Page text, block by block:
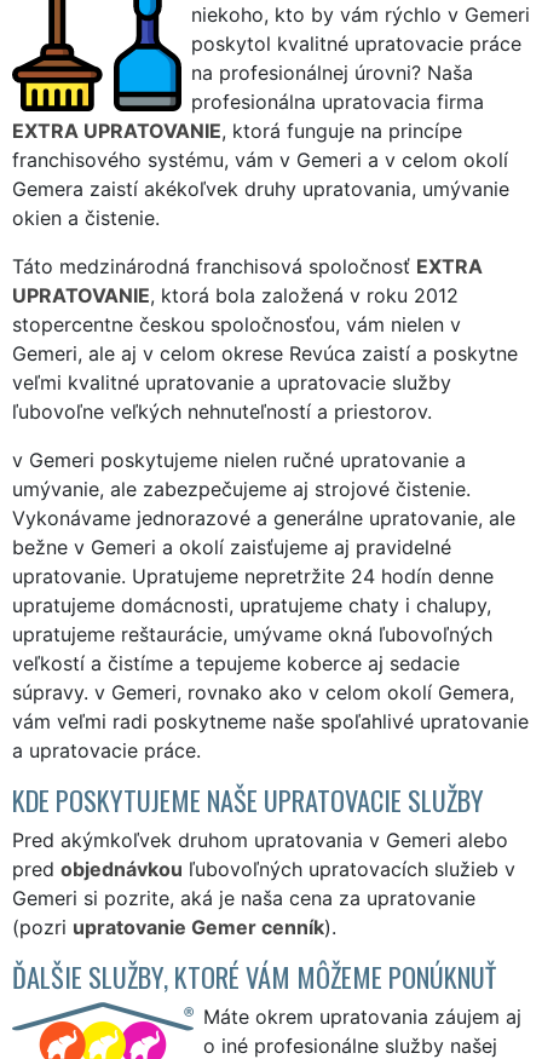
niekoho, kto by vám rýchlo v Gemeri
poskytol kvalitné upratovacie práce
na profesionálnej úrovni? Naša
profesionálna upratovacia firma
EXTRA UPRATOVANIE, ktorá funguje na princípe
franchisového systému, vám v Gemeri a v celom okolí
Gemera zaistí akékoľvek druhy upratovania, umývanie
okien a čistenie.
Táto medzinárodná franchisová spoločnosť EXTRA
UPRATOVANIE, ktorá bola založená v roku 2012
stopercentne českou spoločnosťou, vám nielen v
Gemeri, ale aj v celom okrese Revúca zaistí a poskytne
veľmi kvalitné upratovanie a upratovacie služby
ľubovoľne veľkých nehnuteľností a priestorov.
v Gemeri poskytujeme nielen ručné upratovanie a
umývanie, ale zabezpečujeme aj strojové čistenie.
Vykonávame jednorazové a generálne upratovanie, ale
bežne v Gemeri a okolí zaisťujeme aj pravidelné
upratovanie. Upratujeme nepretržite 24 hodín denne
upratujeme domácnosti, upratujeme chaty i chalupy,
upratujeme reštaurácie, umývame okná ľubovoľných
veľkostí a čistíme a tepujeme koberce aj sedacie
súpravy. v Gemeri, rovnako ako v celom okolí Gemera,
vám veľmi radi poskytneme naše spoľahlivé upratovanie
a upratovacie práce.
KDE POSKYTUJEME NAŠE UPRATOVACIE SLUŽBY
Pred akýmkoľvek druhom upratovania v Gemeri alebo
pred objednávkou ľubovoľných upratovacích služieb v
Gemeri si pozrite, aká je naša cena za upratovanie
(pozri upratovanie Gemer cenník).
ĎALŠIE SLUŽBY, KTORÉ VÁM MÔŽEME PONÚKNUŤ
Máte okrem upratovania záujem aj
o iné profesionálne služby našej